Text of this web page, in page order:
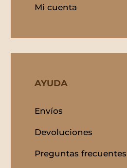
Mi cuenta
AYUDA
Envíos
Devoluciones
Preguntas frecuentes